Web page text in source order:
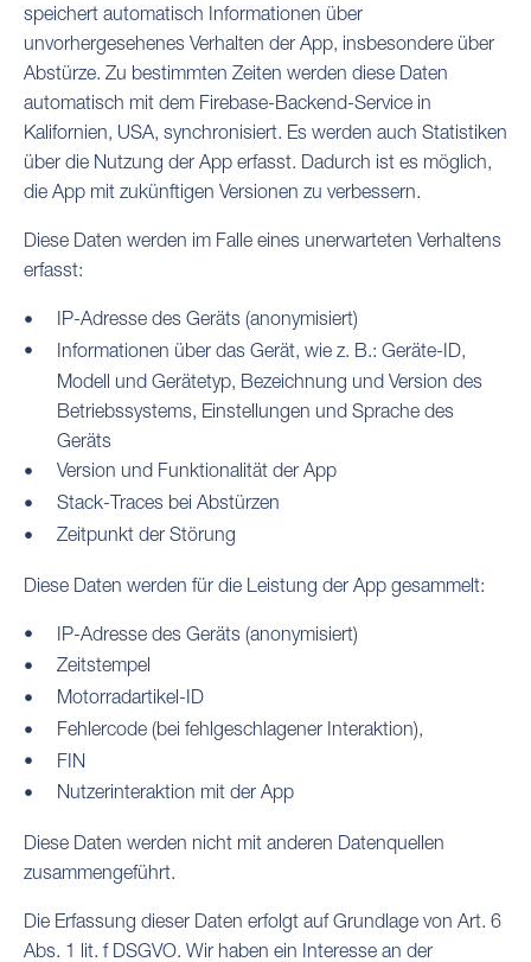
speichert automatisch Informationen über
unvorhergesehenes Verhalten der App, insbesondere über
Abstürze. Zu bestimmten Zeiten werden diese Daten
automatisch mit dem Firebase-Backend-Service in
Kalifornien, USA, synchronisiert. Es werden auch Statistiken
über die Nutzung der App erfasst. Dadurch ist es möglich,
die App mit zukünftigen Versionen zu verbessern.
Diese Daten werden im Falle eines unerwarteten Verhaltens
erfasst:
IP-Adresse des Geräts (anonymisiert)
Informationen über das Gerät, wie z. B.: Geräte-ID,
Modell und Gerätetyp, Bezeichnung und Version des
Betriebssystems, Einstellungen und Sprache des
Geräts
Version und Funktionalität der App
Stack-Traces bei Abstürzen
Zeitpunkt der Störung
Diese Daten werden für die Leistung der App gesammelt:
IP-Adresse des Geräts (anonymisiert)
Zeitstempel
Motorradartikel-ID
Fehlercode (bei fehlgeschlagener Interaktion),
FIN
Nutzerinteraktion mit der App
Diese Daten werden nicht mit anderen Datenquellen
zusammengeführt.
Die Erfassung dieser Daten erfolgt auf Grundlage von Art. 6
Abs. 1 lit. f DSGVO. Wir haben ein Interesse an der